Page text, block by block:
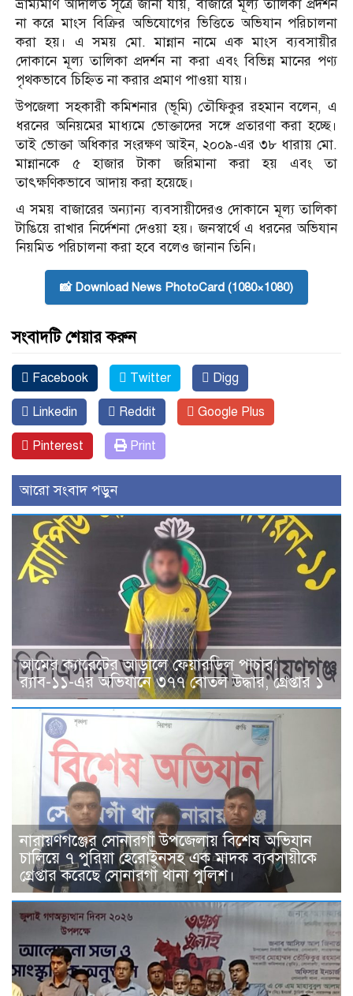
ভ্রাম্যমাণ আদালত সূত্রে জানা যায়, বাজারে মূল্য তালিকা প্রদর্শন
না করে মাংস বিক্রির অভিযোগের ভিত্তিতে অভিযান পরিচালনা
করা হয়। এ সময় মো. মান্নান নামে এক মাংস ব্যবসায়ীর
দোকানে মূল্য তালিকা প্রদর্শন না করা এবং বিভিন্ন মানের পণ্য
পৃথকভাবে চিহ্নিত না করার প্রমাণ পাওয়া যায়।
উপজেলা সহকারী কমিশনার (ভূমি) তৌফিকুর রহমান বলেন, এ
ধরনের অনিয়মের মাধ্যমে ভোক্তাদের সঙ্গে প্রতারণা করা হচ্ছে।
তাই ভোক্তা অধিকার সংরক্ষণ আইন, ২০০৯-এর ৩৮ ধারায় মো.
মান্নানকে ৫ হাজার টাকা জরিমানা করা হয় এবং তা
তাৎক্ষণিকভাবে আদায় করা হয়েছে।
এ সময় বাজারের অন্যান্য ব্যবসায়ীদেরও দোকানে মূল্য তালিকা
টাঙিয়ে রাখার নির্দেশনা দেওয়া হয়। জনস্বার্থে এ ধরনের অভিযান
নিয়মিত পরিচালনা করা হবে বলেও জানান তিনি।
📸 Download News PhotoCard (1080×1080)
সংবাদটি শেয়ার করুন
Facebook Twitter Digg
Linkedin Reddit Google Plus
Pinterest Print
আরো সংবাদ পড়ুন
আমের ক্যারেটের আড়ালে ফেয়ারডিল পাচার:
র‍্যাব-১১-এর অভিযানে ৩৭৭ বোতল উদ্ধার, গ্রেপ্তার ১
নারায়ণগঞ্জের সোনারগাঁ উপজেলায় বিশেষ অভিযান
চালিয়ে ৭ পুরিয়া হেরোইনসহ এক মাদক ব্যবসায়ীকে
গ্রেপ্তার করেছে সোনারগাঁ থানা পুলিশ।